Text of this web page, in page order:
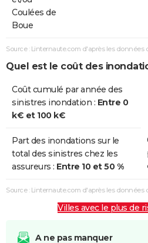
Coulées de
Boue
Source : Linternaute.com d'après les données
Quel est le coût des
Coût cumulé par année des
sinistres inondation : Entre 0
k€ et 100 k€
Part des inondations sur le
total des sinistres chez les
assureurs : Entre 10 et 50 %
Source : Linternaute.com d'après les données
Villes avec le plus de
A ne pas manquer